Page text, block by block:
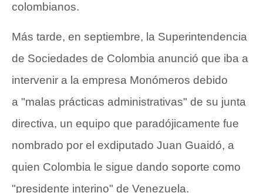
colombianos.
Más tarde, en septiembre, la Superintendencia
de Sociedades de Colombia anunció que iba a
intervenir a la empresa Monómeros debido
a "malas prácticas administrativas" de su junta
directiva, un equipo que paradójicamente fue
nombrado por el exdiputado Juan Guaidó, a
quien Colombia le sigue dando soporte como
"presidente interino" de Venezuela.